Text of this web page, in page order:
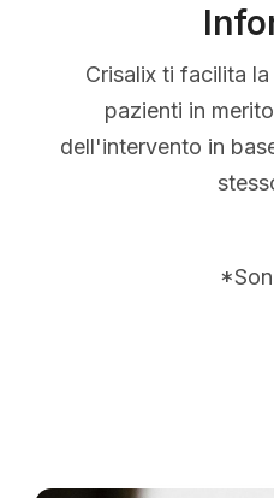
Crisalix ti facilita
pazienti in
dell'intervento in